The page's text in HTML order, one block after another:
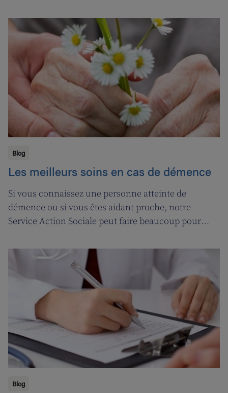
pourquoi nous avons fait appel aux services de la
‘ligne d’oxygène’ pour donner l’occasion de souffler à
nos soignant(e)s, et leur permettre ainsi de pouvoir
encore mieux s’occuper de leurs clients.
Blog
Les meilleurs soins en cas de démence
Si vous connaissez une personne atteinte de
démence ou si vous êtes aidant proche, notre
Service Action Sociale peut faire beaucoup pour
qu'elle établit un plan de soins pour Jossé et
Maurice.
Blog